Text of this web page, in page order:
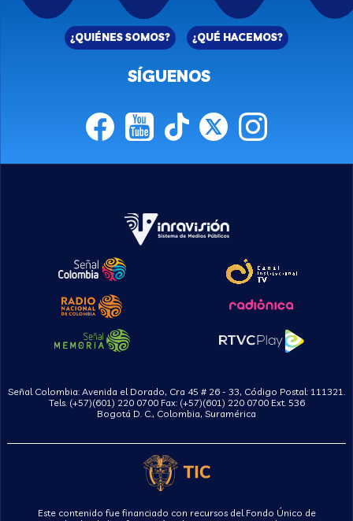
¿QUIÉNES SOMOS? ¿QUÉ HACEMOS?
SÍGUENOS
Señal Colombia: Avenida el Dorado, Cra 45 # 26 - 33, Código Postal: 111321.
Tels. (+57)(601) 220 0700 Fax: (+57)(601) 220 0700 Ext. 536
Bogotá D. C., Colombia, Suramérica
Este contenido fue financiado con recursos del Fondo Único de